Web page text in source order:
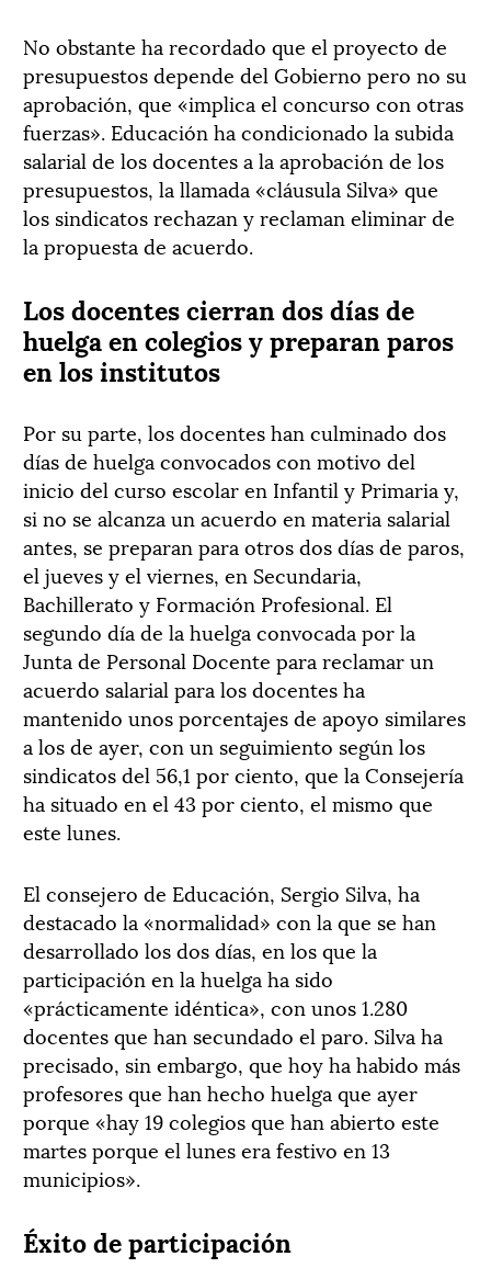
No obstante ha recordado que el proyecto de
presupuestos depende del Gobierno pero no su
aprobación, que «implica el concurso con otras
fuerzas». Educación ha condicionado la subida
salarial de los docentes a la aprobación de los
presupuestos, la llamada «cláusula Silva» que
los sindicatos rechazan y reclaman eliminar de
la propuesta de acuerdo.
Los docentes cierran dos días de
huelga en colegios y preparan paros
en los institutos
Por su parte, los docentes han culminado dos
días de huelga convocados con motivo del
inicio del curso escolar en Infantil y Primaria y,
si no se alcanza un acuerdo en materia salarial
antes, se preparan para otros dos días de paros,
el jueves y el viernes, en Secundaria,
Bachillerato y Formación Profesional. El
segundo día de la huelga convocada por la
Junta de Personal Docente para reclamar un
acuerdo salarial para los docentes ha
mantenido unos porcentajes de apoyo similares
a los de ayer, con un seguimiento según los
sindicatos del 56,1 por ciento, que la Consejería
ha situado en el 43 por ciento, el mismo que
este lunes.
El consejero de Educación, Sergio Silva, ha
destacado la «normalidad» con la que se han
desarrollado los dos días, en los que la
participación en la huelga ha sido
«prácticamente idéntica», con unos 1.280
docentes que han secundado el paro. Silva ha
precisado, sin embargo, que hoy ha habido más
profesores que han hecho huelga que ayer
porque «hay 19 colegios que han abierto este
martes porque el lunes era festivo en 13
municipios».
Éxito de participación